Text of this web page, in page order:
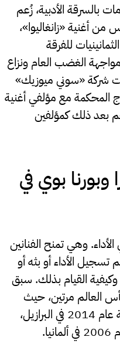
بالسرقة الأدبية، زُعم
أغنية «زانغاليوا»،
للفرقة
الغضب العام ونزاع
شركة «سوني ميوزيك»
المحكمة مع مؤلفي أغنية
بعد ذلك كمؤلفين
بوي في
وهي تمنح الفنانين
الأداء أو بثه أو
القيام بذلك. سبق
العالم مرتين، حيث
غنت أغنية «La La La» في بطولة عام 2014 في البرازيل،